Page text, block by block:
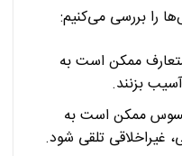
را بررسی می‌کنیم:
ممکن است به
بزنند.
ممکن است به
غیراخلاقی تلقی شود.